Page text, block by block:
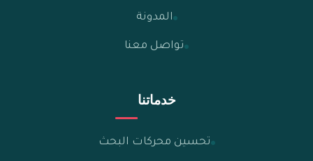
المدونة
تواصل معنا
خدماتنا
تحسين محركات البحث